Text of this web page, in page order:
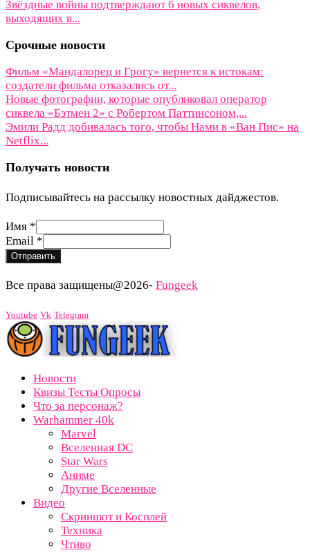
Звёздные войны подтверждают 6 новых сиквелов,
выходящих в...
Срочные новости
Фильм «Мандалорец и Грогу» вернется к истокам:
создатели фильма отказались от...
Новые фотографии, которые опубликовал оператор
сиквела «Бэтмен 2» с Робертом Паттинсоном,...
Эмили Радд добивалась того, чтобы Нами в «Ван Пис» на
Netflix...
Получать новости
Подписывайтесь на рассылку новостных дайджестов.
Имя *
Имя
Email
Email *
Отправить
Все права защищены@2026- Fungeek
Youtube Vk Telegram
Новости
Квизы Тесты Опросы
Что за персонаж?
Warhammer 40k
Marvel
Вселенная DC
Star Wars
Аниме
Другие Вселенные
Видео
Скриншот и Косплей
Техника
Чтиво